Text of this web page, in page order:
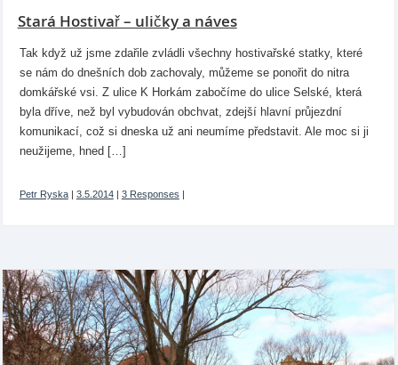
Stará Hostivař – uličky a náves
Tak když už jsme zdařile zvládli všechny hostivařské statky, které
se nám do dnešních dob zachovaly, můžeme se ponořit do nitra
domkářské vsi. Z ulice K Horkám zabočíme do ulice Selské, která
byla dříve, než byl vybudován obchvat, zdejší hlavní průjezdní
komunikací, což si dneska už ani neumíme představit. Ale moc si ji
neužijeme, hned […]
Petr Ryska| 3.5.2014| 3 Responses |